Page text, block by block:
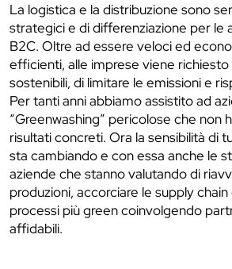
La logistica e la distribuzione sono
strategici e di differenziazione per le
B2C. Oltre ad essere veloci ed
efficienti, alle imprese viene richiesto
sostenibili, di limitare le emissioni e
Per tanti anni abbiamo assistito ad
“Greenwashing” pericolose che non
risultati concreti. Ora la sensibilità di
sta cambiando e con essa anche le
aziende che stanno valutando di
produzioni, accorciare le supply
processi più green coinvolgendo
affidabili.